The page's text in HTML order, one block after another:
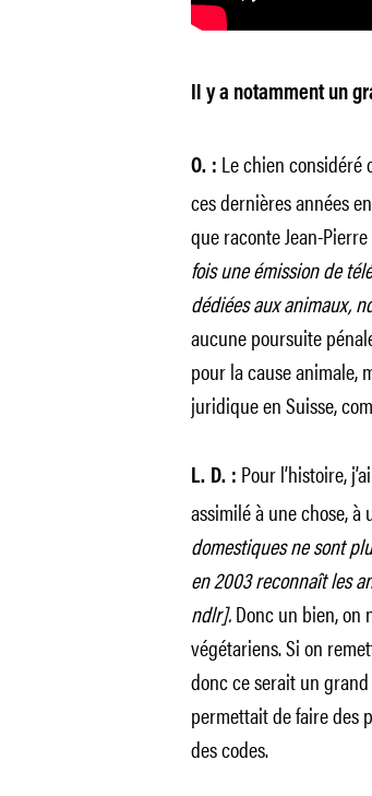
Il y a notamment un
O. : Le chien considéré
ces dernières années
que raconte Jean-
fois une émission de
dédiées aux animaux,
aucune poursuite
pour la cause animale,
juridique en Suisse,
L. D. : Pour l’histoire,
assimilé à une chose, à
domestiques ne sont
en 2003 reconnaît les
ndlr].Donc un bien, on
végétariens. Si on
donc ce serait un
permettait de faire des
des codes.